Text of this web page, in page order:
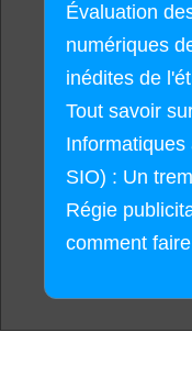
Évaluation
numériques
inédites de
Tout savoir
SIO) : Un
Régie
comment